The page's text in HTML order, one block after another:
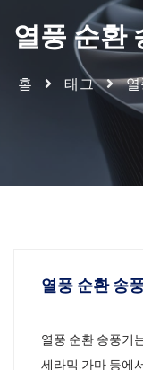
열풍 순환
홈 태그
열풍 순환 송
열풍 순환 송풍기
세라믹 가마 등에